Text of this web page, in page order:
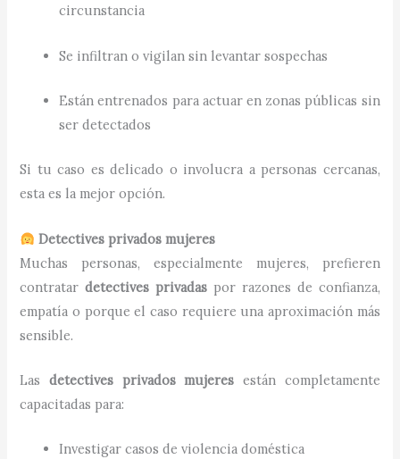
circunstancia
Se infiltran o vigilan sin levantar sospechas
Están entrenados para actuar en zonas públicas sin
ser detectados
Si tu caso es delicado o involucra a personas cercanas,
esta es la mejor opción.
Detectives privados mujeres
Muchas personas, especialmente mujeres, prefieren
contratardetectives privadas por razones de confianza,
empatía o porque el caso requiere una aproximación más
sensible.
Lasdetectives privados mujeres están completamente
capacitadas para:
Investigar casos de violencia doméstica